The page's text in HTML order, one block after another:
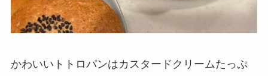
かわいいトトロパンはカスタードクリームたっぷ